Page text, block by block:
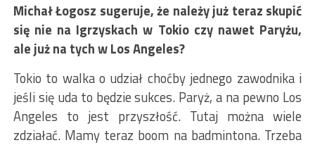
Michał Łogosz sugeruje, że należy już teraz skupić
się nie na Igrzyskach w Tokio czy nawet Paryżu,
ale już na tych w Los Angeles?
Tokio to walka o udział choćby jednego zawodnika i
jeśli się uda to będzie sukces. Paryż, a na pewno Los
Angeles to jest przyszłość. Tutaj można wiele
zdziałać. Mamy teraz boom na badmintona. Trzeba